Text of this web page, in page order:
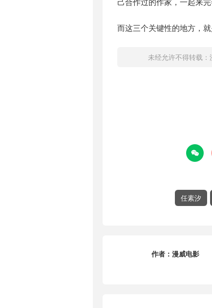
而这三个关键性的地方，
未经允许不得转载：

任素汐
作者： 漫威电影